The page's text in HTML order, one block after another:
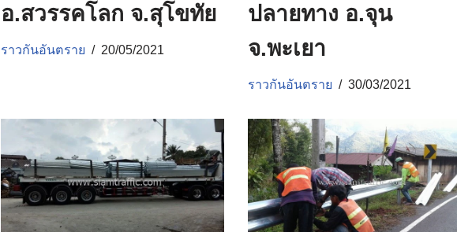
อ.สวรรคโลก จ.สุโขทัย
ราวกันอันตราย 20/05/2021
ปลายทาง อ.จุน
จ.พะเยา
ราวกันอันตราย 30/03/2021